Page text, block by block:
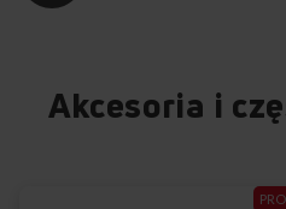
Akcesoria i